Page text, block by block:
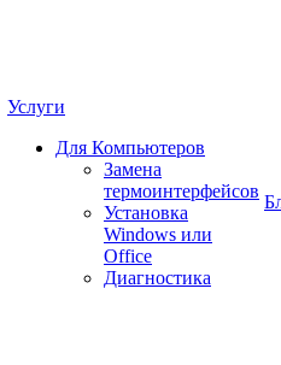
Услуги
Для Компьютеров
Замена
термоинтерфейсов
Установка
Windows или
Office
Диагностика